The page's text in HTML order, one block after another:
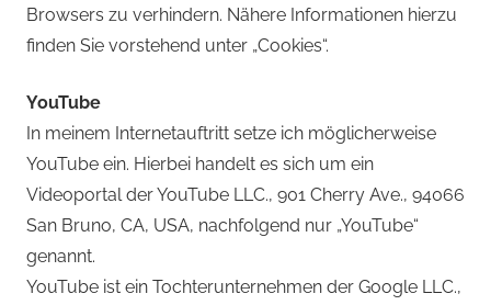
Browsers zu verhindern. Nähere Informationen hierzu
finden Sie vorstehend unter „Cookies“.
YouTube
In meinem Internetauftritt setze ich möglicherweise
YouTube ein. Hierbei handelt es sich um ein
Videoportal der YouTube LLC., 901 Cherry Ave., 94066
San Bruno, CA, USA, nachfolgend nur „YouTube“
genannt.
YouTube ist ein Tochterunternehmen der Google LLC.,